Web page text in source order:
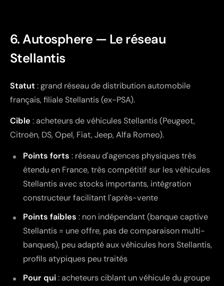
6. Autosphere — Le réseau
Stellantis
Statut: grand réseau de distribution automobile
français, filiale Stellantis (ex-PSA).
Cible : acheteurs de véhicules Stellantis (Peugeot,
Citroën, DS, Opel, Fiat, Jeep, Alfa Romeo).
Points forts : réseau d'agences physiques très
étendu en France, très compétitif sur les véhicules
Stellantis avec stocks importants, intégration
constructeur facilitant l'après-vente
Points faibles : non indépendant (banque captive
Stellantis = une offre, pas de comparaison multi-
banques), peu adapté aux véhicules hors Stellantis,
profils atypiques peu traités
Pour qui: acheteurs ciblant un véhicule du groupe